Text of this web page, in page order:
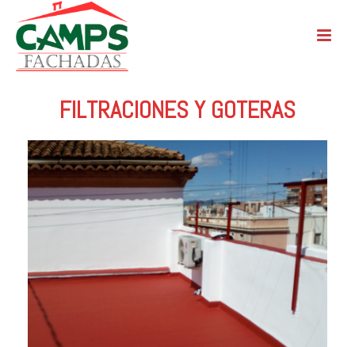
FILTRACIONES Y GOTERAS